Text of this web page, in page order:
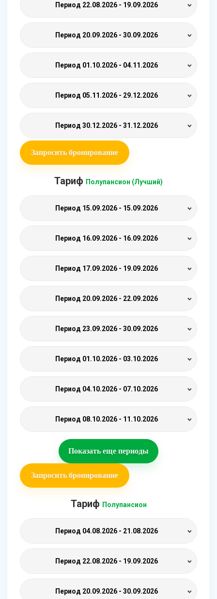
Период 22.08.2026 - 19.09.2026
Период 20.09.2026 - 30.09.2026
Период 01.10.2026 - 04.11.2026
Период 05.11.2026 - 29.12.2026
Период 30.12.2026 - 31.12.2026
Запросить бронирование
Тариф Полупансион (Лучший)
Период 15.09.2026 - 15.09.2026
Период 16.09.2026 - 16.09.2026
Период 17.09.2026 - 19.09.2026
Период 20.09.2026 - 22.09.2026
Период 23.09.2026 - 30.09.2026
Период 01.10.2026 - 03.10.2026
Период 04.10.2026 - 07.10.2026
Период 08.10.2026 - 11.10.2026
Показать еще периоды
Запросить бронирование
Тариф Полупансион
Период 04.08.2026 - 21.08.2026
Период 22.08.2026 - 19.09.2026
Период 20.09.2026 - 30.09.2026